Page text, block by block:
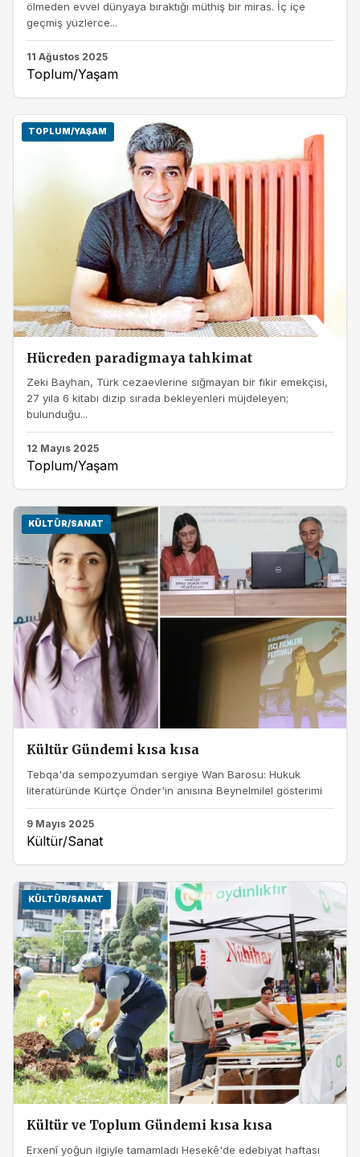
ölmeden evvel dünyaya bıraktığı müthiş bir miras. İç içe
geçmiş yüzlerce...
11 Ağustos 2025
Toplum/Yaşam
TOPLUM/YAŞAM
Hücreden paradigmaya tahkimat
Zeki Bayhan, Türk cezaevlerine sığmayan bir fikir emekçisi,
27 yıla 6 kitabı dizip sırada bekleyenleri müjdeleyen;
bulunduğu...
12 Mayıs 2025
Toplum/Yaşam
KÜLTÜR/SANAT
Kültür Gündemi kısa kısa
Tebqa'da sempozyumdan sergiye Wan Barosu: Hukuk
literatüründe Kürtçe Önder'in anısına Beynelmilel gösterimi
9 Mayıs 2025
Kültür/Sanat
KÜLTÜR/SANAT
Kültür ve Toplum Gündemi kısa kısa
Erxenî yoğun ilgiyle tamamladı Hesekê'de edebiyat haftası